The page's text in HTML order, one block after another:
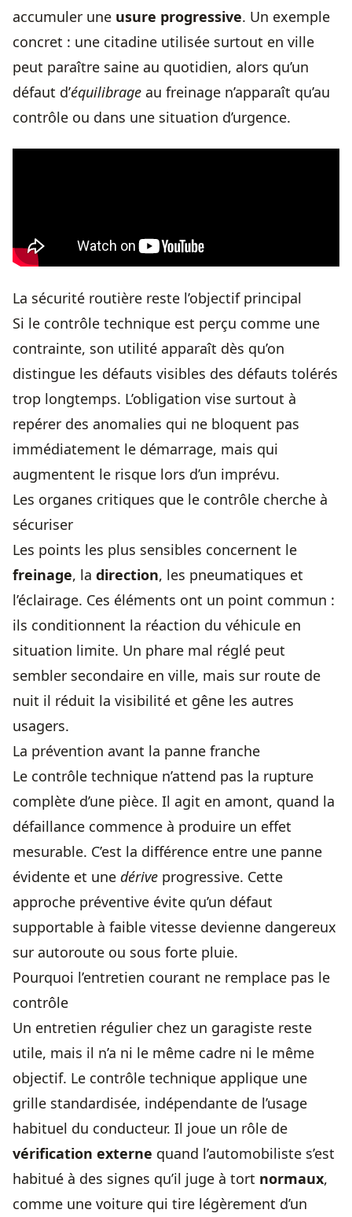
accumuler une usure progressive. Un exemple
concret : une citadine utilisée surtout en ville
peut paraître saine au quotidien, alors qu’un
défaut d’équilibrage au freinage n’apparaît qu’au
contrôle ou dans une situation d’urgence.
La sécurité routière reste l’objectif principal
Si le contrôle technique est perçu comme une
contrainte, son utilité apparaît dès qu’on
distingue les défauts visibles des défauts tolérés
trop longtemps. L’obligation vise surtout à
repérer des anomalies qui ne bloquent pas
immédiatement le démarrage, mais qui
augmentent le risque lors d’un imprévu.
Les organes critiques que le contrôle cherche à
sécuriser
Les points les plus sensibles concernent le
freinage, la direction, les pneumatiques et
l’éclairage. Ces éléments ont un point commun :
ils conditionnent la réaction du véhicule en
situation limite. Un phare mal réglé peut
sembler secondaire en ville, mais sur route de
nuit il réduit la visibilité et gêne les autres
usagers.
La prévention avant la panne franche
Le contrôle technique n’attend pas la rupture
complète d’une pièce. Il agit en amont, quand la
défaillance commence à produire un effet
mesurable. C’est la différence entre une panne
évidente et une dérive progressive. Cette
approche préventive évite qu’un défaut
supportable à faible vitesse devienne dangereux
sur autoroute ou sous forte pluie.
Pourquoi l’entretien courant ne remplace pas le
contrôle
Un entretien régulier chez un garagiste reste
utile, mais il n’a ni le même cadre ni le même
objectif. Le contrôle technique applique une
grille standardisée, indépendante de l’usage
habituel du conducteur. Il joue un rôle de
vérification externe quand l’automobiliste s’est
habitué à des signes qu’il juge à tort normaux,
comme une voiture qui tire légèrement d’un